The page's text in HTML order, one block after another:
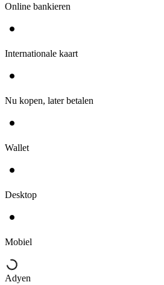
Online bankieren
Internationale kaart
Nu kopen, later betalen
Wallet
Desktop
Mobiel
Adyen